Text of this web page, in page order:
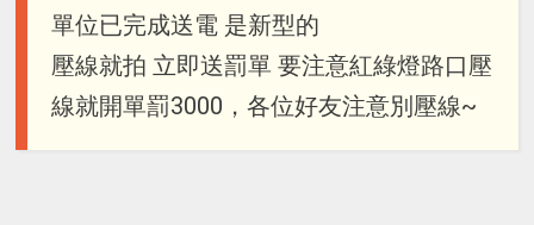
單位已完成送電 是新型的
壓線就拍 立即送罰單 要注意紅綠燈路口壓
線就開單罰3000，各位好友注意別壓線~